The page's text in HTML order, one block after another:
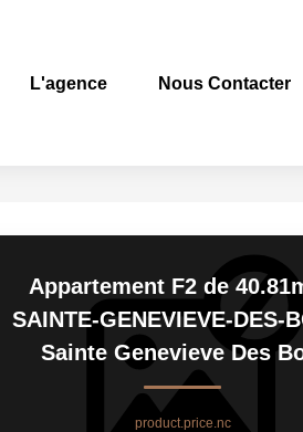
L'agence Nous Contacter
Appartement F2 de
SAINTE-GENEVIEVE-DES-
Sainte Genevieve Des
product.price.nc